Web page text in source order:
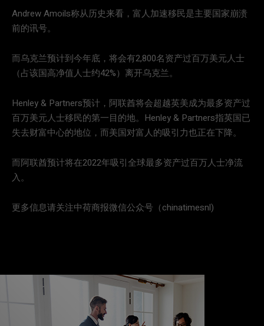
Andrew Amoils称从历史来看，富人加速移民是主要国家崩溃
前的讯号。
而乌克兰预计到今年底，将会有2,800名资产过百万美元人士
（占该国高净值人士约42%）离开乌克兰。
Henley & Partners预计，阿联酋将会超越英美成为最多资产过
百万美元人士移民的第一目的地。Henley & Partners指英国已
失去财富中心的地位，而美国对富人的吸引力也正在下降。
而阿联酋预计将在2022年吸引全球最多资产过百万人士净流
入。
更多信息请关注中荷商报微信公众号（chinatimesnl)